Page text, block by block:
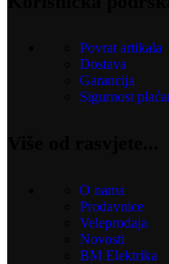
Povrat artikala
Dostava
Garancija
Sigurnost
O nama
Prodavnice
Veleprodaja
Novosti
BM Elektrika